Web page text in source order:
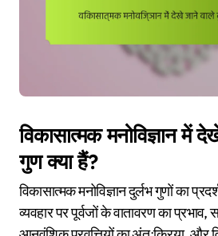
विकासात्मक मनोविज्ञान में
गुण क्या हैं?
विकासात्मक मनोविज्ञान दुर्लभ गुणों का
व्यवहार पर पूर्वजों के वातावरण का